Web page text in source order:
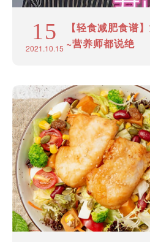
15
2021.10.15
【轻食减肥食谱
~营养师都说绝